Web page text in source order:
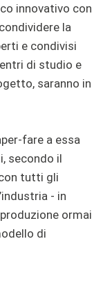
innovativo con
la
e condivisi
di studio e
saranno in
fare a essa
secondo il
tutti gli
- in
ormai
di